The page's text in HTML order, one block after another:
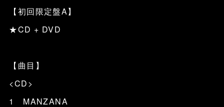
【初回限定盤A】
★CD + DVD
【曲目】
<CD>
1 MANZANA